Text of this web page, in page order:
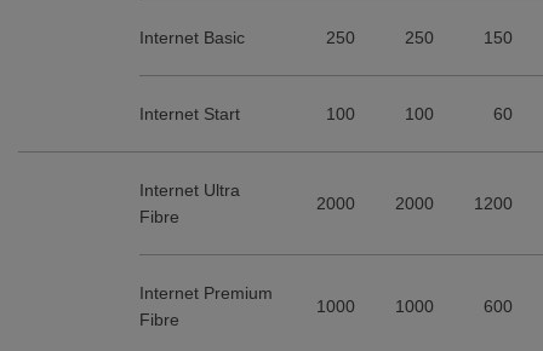
Internet Basic 250 250 150
Internet Start 100 100 60
Internet Ultra
Fibre
2000 2000 1200
Internet Premium
Fibre
1000 1000 600